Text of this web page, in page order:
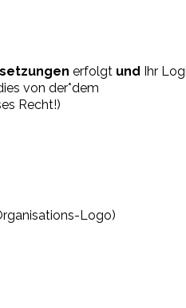
erfolgt und Ihr
von der*dem
Recht!)
Logo)